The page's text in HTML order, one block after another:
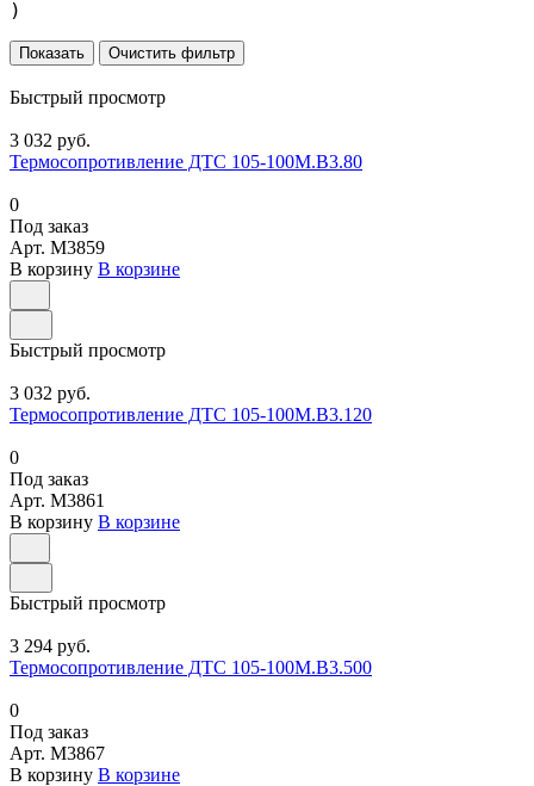
Очистить фильтр
Быстрый просмотр
3 032 руб.
Термосопротивление ДТС 105-100М.В3.80
0
Под заказ
Арт. M3859
В корзину В корзине
Быстрый просмотр
3 032 руб.
Термосопротивление ДТС 105-100М.В3.120
0
Под заказ
Арт. M3861
В корзину В корзине
Быстрый просмотр
3 294 руб.
Термосопротивление ДТС 105-100М.В3.500
0
Под заказ
Арт. M3867
В корзину В корзине